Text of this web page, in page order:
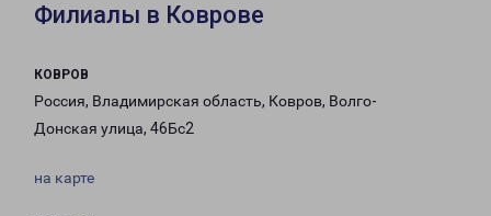
Филиалы в Коврове
КОВРОВ
Россия, Владимирская область, Ковров, Волго-
Донская улица, 46Бс2
на карте